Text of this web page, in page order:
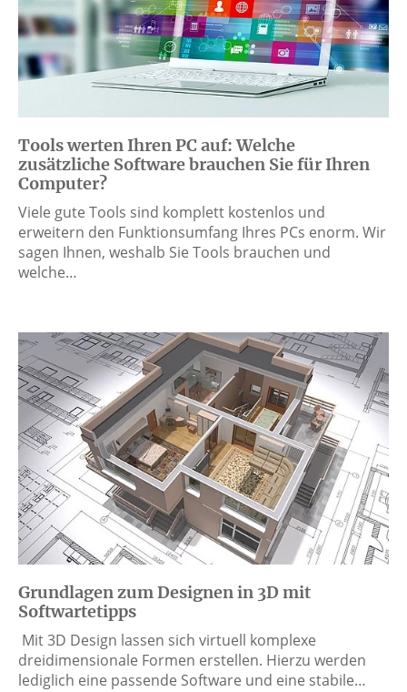
Tools werten Ihren PC auf: Welche
zusätzliche Software brauchen Sie für Ihren
Computer?
Viele gute Tools sind komplett kostenlos und
erweitern den Funktionsumfang Ihres PCs enorm. Wir
sagen Ihnen, weshalb Sie Tools brauchen und
welche…
Grundlagen zum Designen in 3D mit
Softwartetipps
Mit 3D Design lassen sich virtuell komplexe
dreidimensionale Formen erstellen. Hierzu werden
lediglich eine passende Software und eine stabile…